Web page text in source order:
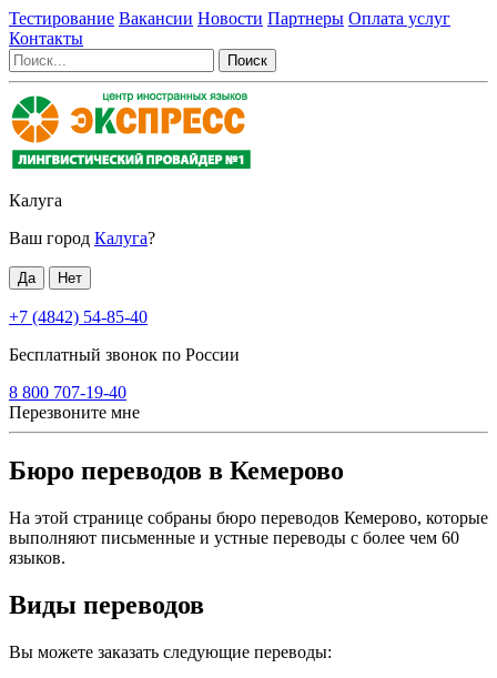
Тестирование Вакансии Новости Партнеры Оплата услуг
Контакты
Калуга
Ваш город Калуга?
+7 (4842) 54-85-40
Бесплатный звонок по России
8 800 707-19-40
Перезвоните мне
Бюро переводов в Кемерово
На этой странице собраны бюро переводов Кемерово, которые
выполняют письменные и устные переводы с более чем 60
языков.
Виды переводов
Вы можете заказать следующие переводы: